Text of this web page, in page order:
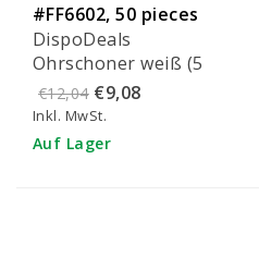
#FF6602, 50 pieces
DispoDeals
Ohrschoner weiß (5
Stück)
€12,04 €9,08
Inkl. MwSt.
Auf Lager